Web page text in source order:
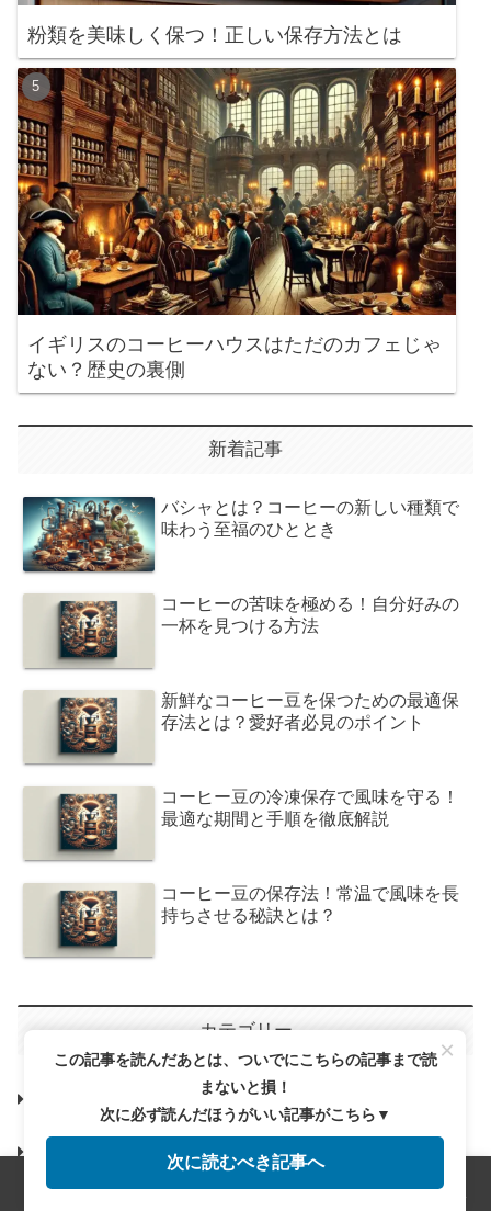
粉類を美味しく保つ！正しい保存方法とは
イギリスのコーヒーハウスはただのカフェじゃ
ない？歴史の裏側
新着記事
バシャとは？コーヒーの新しい種類で
味わう至福のひととき
コーヒーの苦味を極める！自分好みの
一杯を見つける方法
新鮮なコーヒー豆を保つための最適保
存法とは？愛好者必見のポイント
コーヒー豆の冷凍保存で風味を守る！
最適な期間と手順を徹底解説
コーヒー豆の保存法！常温で風味を長
持ちさせる秘訣とは？
カテゴリー
オーガニック商品
サイドバー
×
この記事を読んだあとは、ついでにこちらの記事まで読
まないと損！
次に必ず読んだほうがいい記事がこちら▼
次に読むべき記事へ